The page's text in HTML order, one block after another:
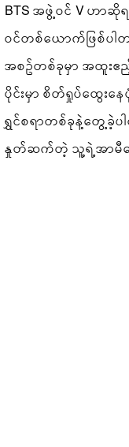
BTS အဖွဲ့ဝင် V ဟာ
ဝင်တစ်ယောက်ဖြစ်ပါ
အစဥ်တစ်ခုမှာ အထူးဧ
ပိုင်းမှာ စိတ်ရှုပ်ထွေးန
ရွှင်စရာတစ်ခုနဲ့တွေ့ခဲ့
နှုတ်ဆက်တဲ့ သူ့ရဲ့အာမီလ